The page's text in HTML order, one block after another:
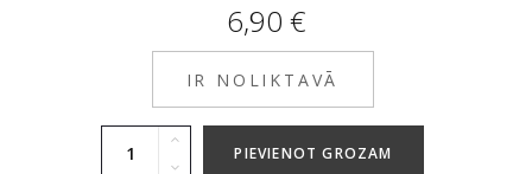
6,90 €
IR NOLIKTAVĀ
PIEVIENOT GROZAM